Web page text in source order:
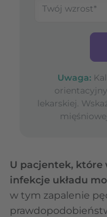
Uwaga:
lekarskiej.
U pacjentek, które
infekcje układu
w tym zapalenie